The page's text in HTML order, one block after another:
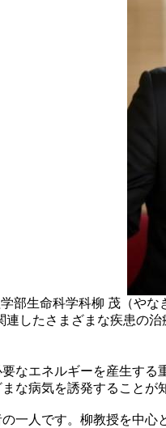
部生命科学科柳 茂（や
したさまざまな疾患の
なエネルギーを産生す
な病気を誘発すること
一人です。柳教授を中